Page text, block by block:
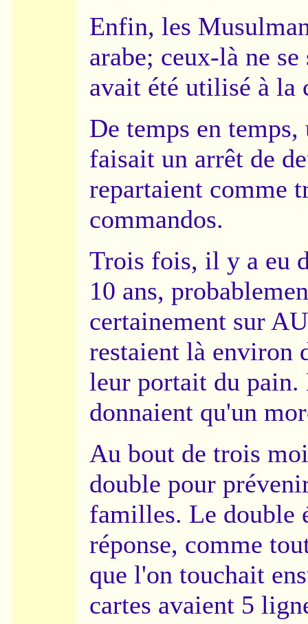
Enfin, les
arabe; ceux-là ne
avait été utilisé à la
De temps en
faisait un arrêt de
repartaient comme
commandos.
Trois fois, il y a eu
10 ans,
certainement sur
restaient là environ
leur portait du pain.
donnaient qu'un
Au bout de trois
double pour
familles. Le double
réponse, comme
que l'on touchait
cartes avaient 5